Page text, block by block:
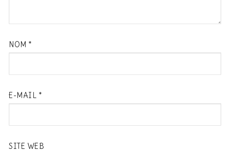
NOM *
E-MAIL *
SITE WEB